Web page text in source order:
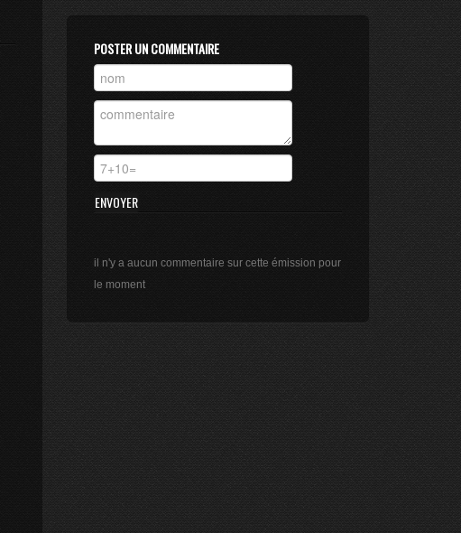
ÉMISSION DU 13/06/2025
12 mn
ÉMISSION DU 05/06/2025
ÉMISSION DU 14/05/2025
10 mn
ÉMISSION DU 04/04/2025
ÉMISSION DU 19/02/2025
12 mn
ÉMISSION DU 11/06/2024
POSTER UN COMMENTAIRE
il n'y a aucun commentaire sur cette émission pour
le moment